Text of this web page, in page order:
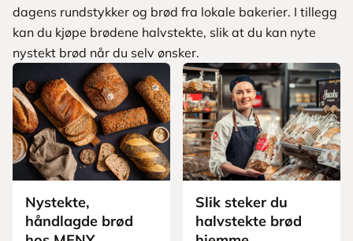
dagens rundstykker og brød fra lokale bakerier. I tillegg
kan du kjøpe brødene halvstekte, slik at du kan nyte
nystekt brød når du selv ønsker.
Nystekte,
håndlagde brød
Slik steker du
halvstekte brød